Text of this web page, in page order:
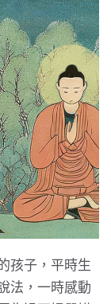
孩子，平時生
法，一時感動